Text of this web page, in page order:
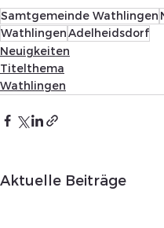
Samtgemeinde Wathlingen
WathlingenAdelheidsdorf
Neuigkeiten
Titelthema
Wathlingen
Aktuelle Beiträge